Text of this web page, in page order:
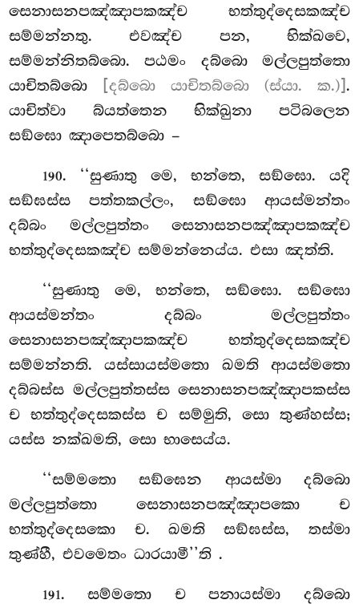
සෙනාසනපඤ්ඤාපකඤ්ච භත්තුද්දෙසකඤ්ච
සම්මන්නතු. එවඤ්ච පන, භික්ඛවෙ,
සම්මන්නිතබ්බො. පඨමං දබ්බො මල්ලපුත්තො
යාචිතබ්බො
[දබ්බො යාචිතබ්බො (ස්යා. ක.)] .
යාචිත්වා බ්යත්තෙන භික්ඛුනා පටිබලෙන
සඞ්ඝො ඤාපෙතබ්බො –
190. ‘‘සුණාතු මෙ, භන්තෙ, සඞ්ඝො. යදි
සඞ්ඝස්ස පත්තකල්ලං, සඞ්ඝො ආයස්මන්තං
දබ්බං මල්ලපුත්තං සෙනාසනපඤ්ඤාපකඤ්ච
භත්තුද්දෙසකඤ්ච සම්මන්නෙය්ය. එසා ඤත්ති.
‘‘සුණාතු මෙ, භන්තෙ, සඞ්ඝො. සඞ්ඝො
ආයස්මන්තං දබ්බං මල්ලපුත්තං
සෙනාසනපඤ්ඤාපකඤ්ච භත්තුද්දෙසකඤ්ච
සම්මන්නති. යස්සායස්මතො ඛමති ආයස්මතො
දබ්බස්ස මල්ලපුත්තස්ස සෙනාසනපඤ්ඤාපකස්ස
ච භත්තුද්දෙසකස්ස ච සම්මුති, සො තුණ්හස්ස;
යස්ස නක්ඛමති, සො භාසෙය්ය.
‘‘සම්මතොසඞ්ඝෙන ආයස්මා දබ්බො
මල්ලපුත්තො සෙනාසනපඤ්ඤාපකො ච
භත්තුද්දෙසකො ච. ඛමති සඞ්ඝස්ස, තස්මා
තුණ්හී, එවමෙතං ධාරයාමී’’ති.
191. සම්මතො ච පනායස්මා දබ්බො